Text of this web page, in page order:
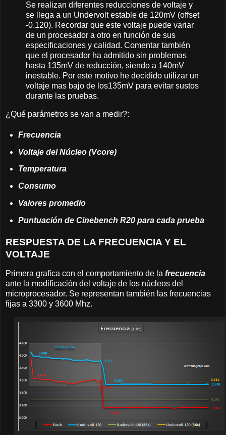
Se realizan diferentes reducciones de voltaje y
se llega a un Undervolt estable de 120mV (offset
-0.120). Recordar que este voltaje puede variar
de un procesador a otro en función de sus
especificaciones y calidad. Comentar también
que el procesador ha admitido sin problemas
hasta 135mV de reducción, siendo a 140mV
inestable. Por este motivo he decidido utilizar un
voltaje mas bajo de los135mV para evitar sustos
durante las pruebas.
¿Qué parámetros se van a medir?:
Frecuencia
Voltaje del Núcleo (Vcore)
Temperatura
Consumo
Valores promedio
Puntuación de Cinebench R20 para cada prueba
RESPUESTA DE LA FRECUENCIA Y EL
VOLTAJE
Primera grafica con el comportamiento de la frecuencia
ante la modificación del voltaje de los núcleos del
microprocesador. Se representan también las frecuencias
fijas a 3300 y 3600 Mhz.